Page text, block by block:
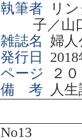
執筆者
リ
子／山
雑誌名
婦人
発行日
2018
ページ
２
備 考
人
No13